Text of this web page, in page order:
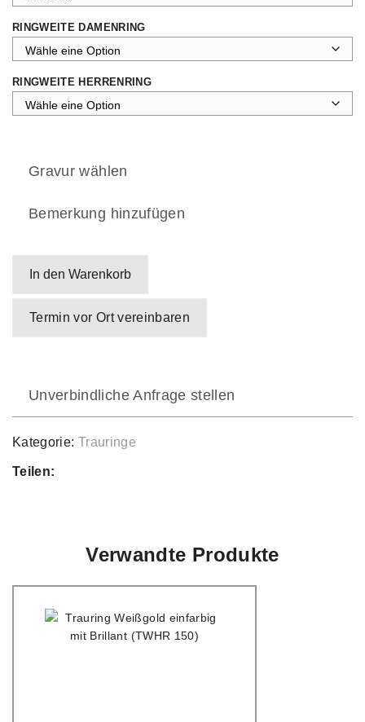
RINGWEITE DAMENRING
RINGWEITE HERRENRING
Gravur wählen
Bemerkung hinzufügen
In den Warenkorb
Termin vor Ort vereinbaren
Unverbindliche Anfrage stellen
Kategorie: Trauringe
Teilen:
Verwandte Produkte